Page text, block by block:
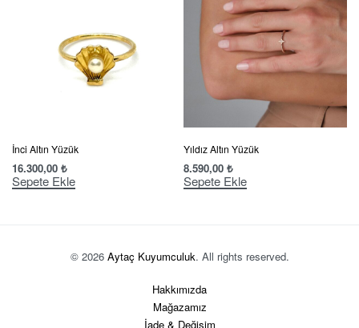
İnci Altın Yüzük
16.300,00 ₺
Sepete Ekle
Yıldız Altın Yüzük
8.590,00 ₺
Sepete Ekle
© 2026 Aytaç Kuyumculuk. All rights reserved.
Hakkımızda
Mağazamız
İade & Değişim